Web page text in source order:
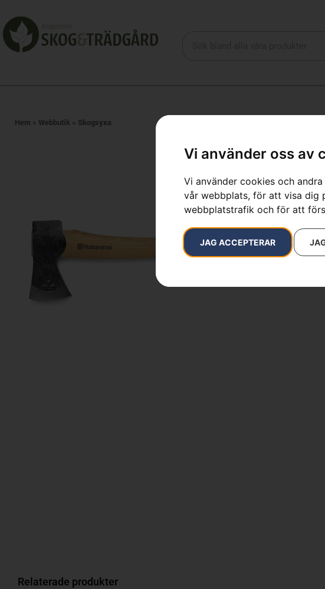
Vi använder oss av
Vi använder cookies och
vår webbplats, för att visa dig
webbplatstrafik och för att
JAG ACCEPTERAR
Hem » Webbutik » Skogsyxa
Relaterade produkter